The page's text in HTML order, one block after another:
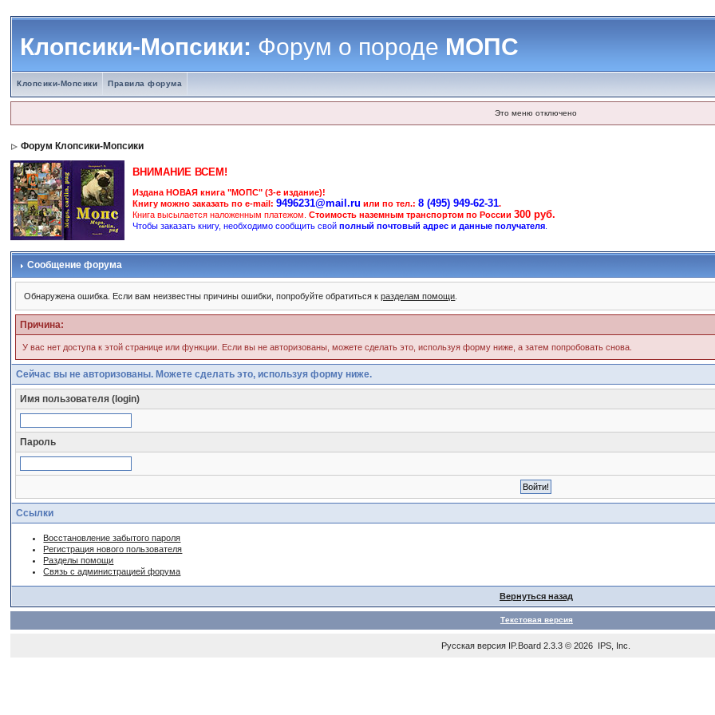
Клопсики-Мопсики:Форум о породеМОПС
Клопсики-Мопсики Правила форума
Это меню отключено
Форум Клопсики-Мопсики
ВНИМАНИЕ ВСЕМ!
Издана НОВАЯ книга "МОПС" (3-е издание)!
Книгу можно заказать по e-mail:9496231@mail.ru или по тел.:8 (495) 949-62-31.
Книга высылается наложенным платежом.Стоимость наземным транспортом по России300 руб.
Чтобы заказать книгу, необходимо сообщить свойполный почтовый адрес и данные получателя
Сообщение форума
Обнаружена ошибка. Если вам неизвестны причины ошибки, попробуйте обратиться кразделам помощи
Причина:
У вас нет доступа к этой странице или функции. Если вы не авторизованы, можете сделать это, используя форму ниже, а затем попробовать снова.
Сейчас вы не авторизованы. Можете сделать это, используя форму ниже.
Имя пользователя (login)
Пароль
Ссылки
Восстановление забытого пароля
Регистрация нового пользователя
Разделы помощи
Связь с администрацией форума
Вернуться назад
Текстовая версия
Русская версия IP.Board 2.3.3 © 2026 IPS, Inc